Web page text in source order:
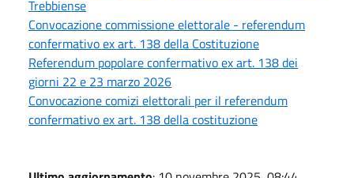
Trebbiense
Convocazione commissione elettorale - referendum
confermativo ex art. 138 della Costituzione
Referendum popolare confermativo ex art. 138 dei
giorni 22 e 23 marzo 2026
Convocazione comizi elettorali per il referendum
confermativo ex art. 138 della costituzione